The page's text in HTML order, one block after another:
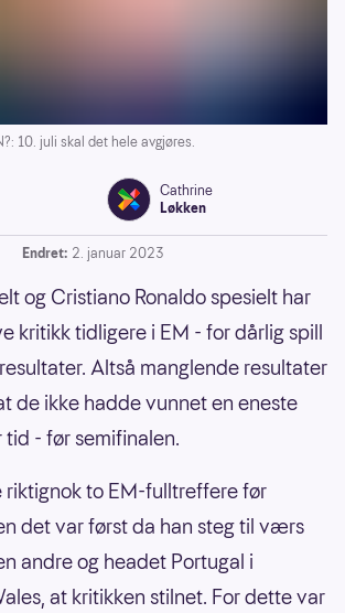
10. juli skal det hele avgjøres.
Cathrine
Løkken
Endret: 2. januar 2023
og Cristiano Ronaldo spesielt har
kritikk tidligere i EM - for dårlig spill
Altså manglende resultater
de ikke hadde vunnet en eneste
- før semifinalen.
riktignok to EM-fulltreffere før
det var først da han steg til værs
andre og headet Portugal i
at kritikken stilnet. For dette var